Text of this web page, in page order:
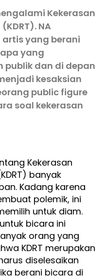
Kekerasan
NA
yang berani
yang
publik dan di depan
kesaksian
public figure
soal kekerasan
Kekerasan
banyak
Kadang karena
polemik, ini
untuk diam.
bicara ini
orang yang
KDRT merupakan
diselesaikan
berani bicara di